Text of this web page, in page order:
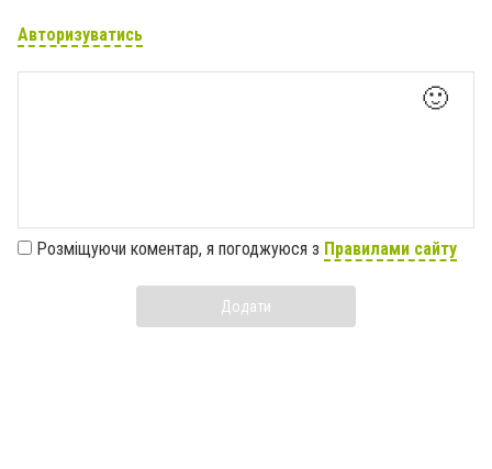
Авторизуватись
🙂
Розміщуючи коментар, я погоджуюся з Правилами сайту
Додати